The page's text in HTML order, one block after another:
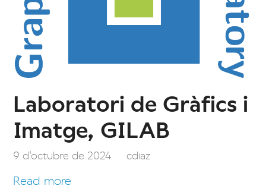
Laboratori de Gràfics i
Imatge, GILAB
9 d'octubre de 2024 cdiaz
Read more